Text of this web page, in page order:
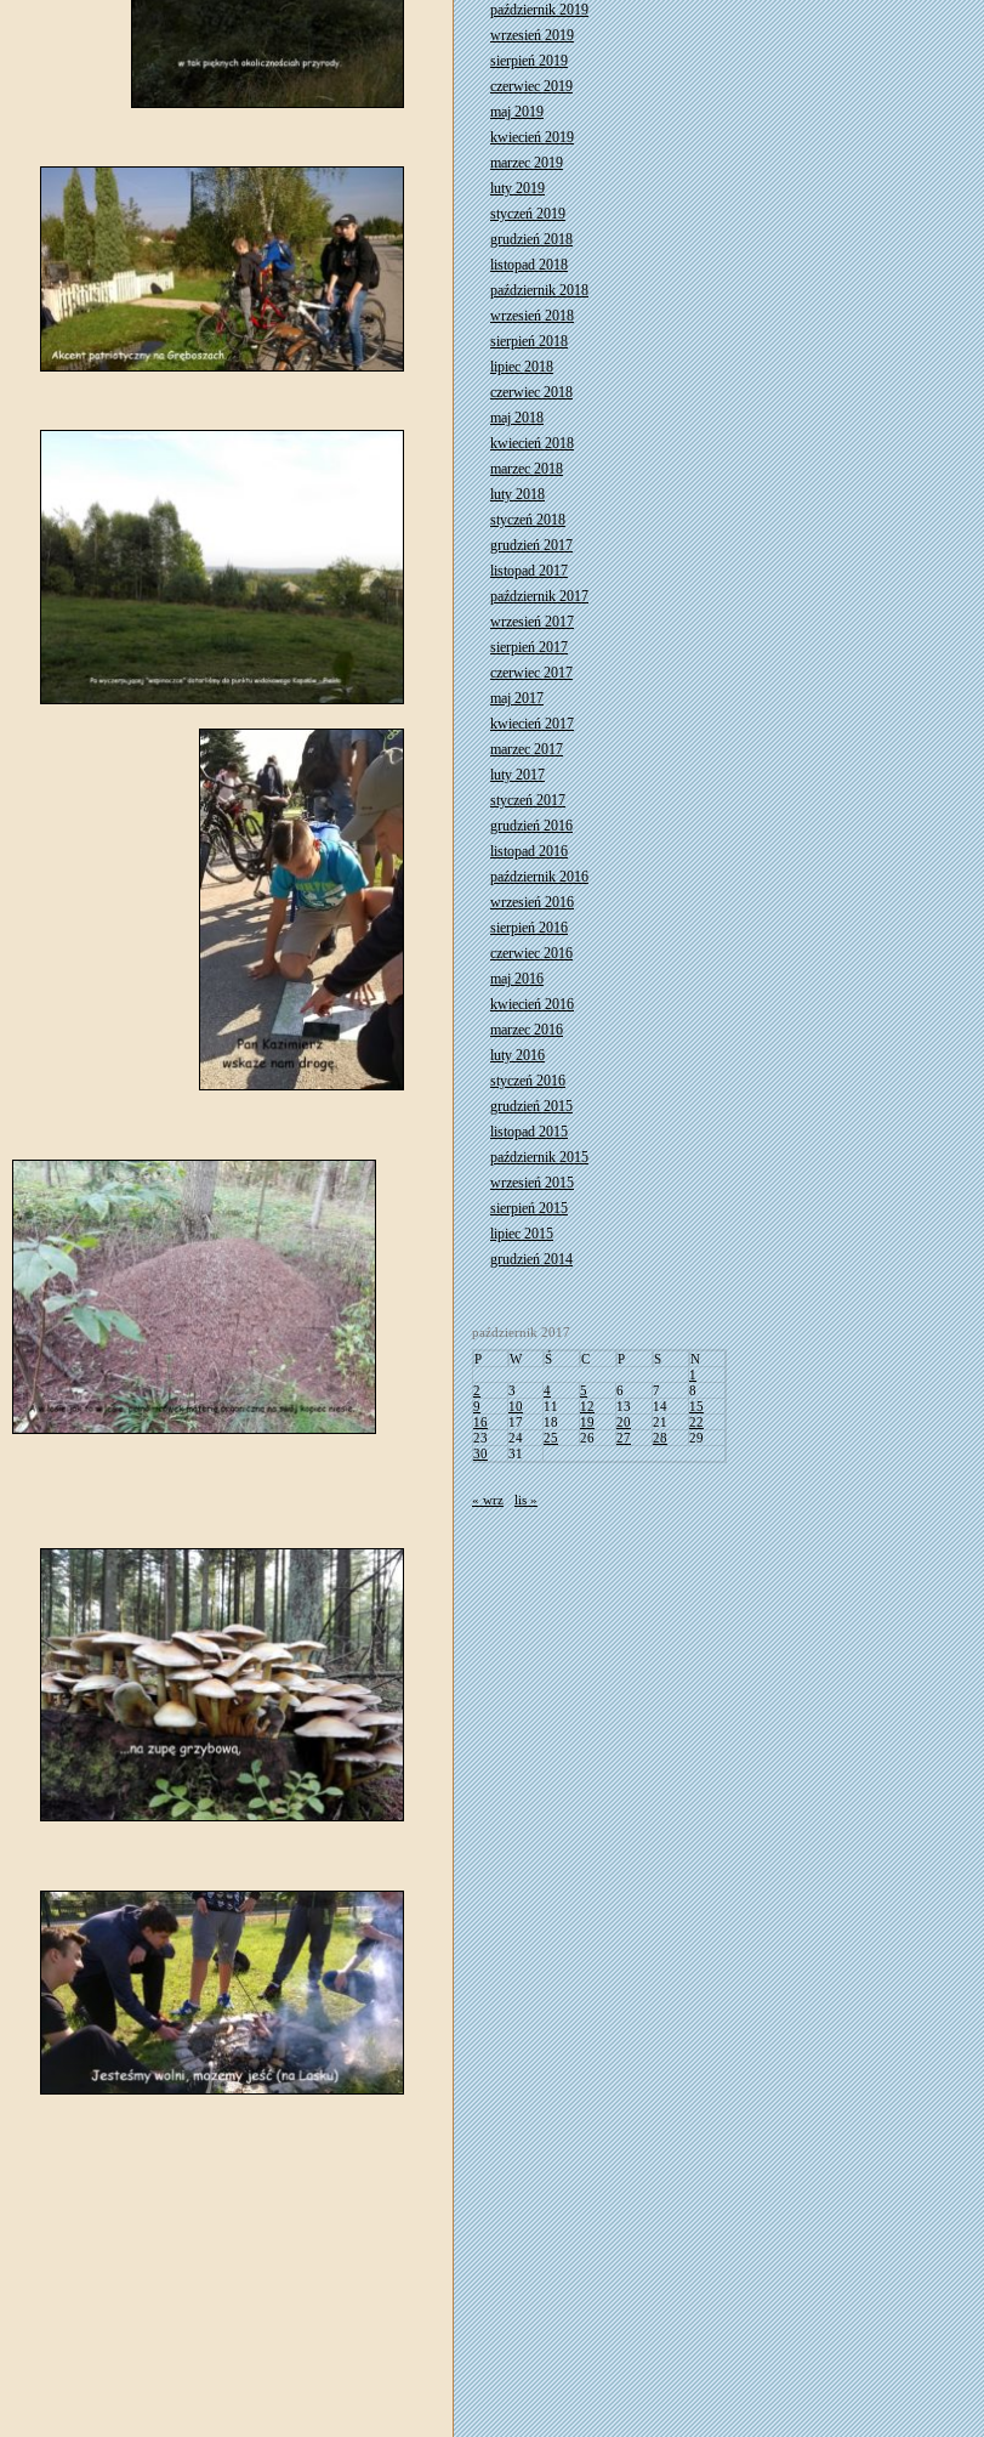
październik 2019
wrzesień 2019
sierpień 2019
czerwiec 2019
maj 2019
kwiecień 2019
marzec 2019
luty 2019
styczeń 2019
grudzień 2018
listopad 2018
październik 2018
wrzesień 2018
sierpień 2018
lipiec 2018
czerwiec 2018
maj 2018
kwiecień 2018
marzec 2018
luty 2018
styczeń 2018
grudzień 2017
listopad 2017
październik 2017
wrzesień 2017
sierpień 2017
czerwiec 2017
maj 2017
kwiecień 2017
marzec 2017
luty 2017
styczeń 2017
grudzień 2016
listopad 2016
październik 2016
wrzesień 2016
sierpień 2016
czerwiec 2016
maj 2016
kwiecień 2016
marzec 2016
luty 2016
styczeń 2016
grudzień 2015
listopad 2015
październik 2015
wrzesień 2015
sierpień 2015
lipiec 2015
grudzień 2014
październik 2017
P
W Ś C P S
N
1
2
3 4 5 6 7
8
9
10 11 12 13 14
15
16
17 18 19 20 21
22
23
24 25 26 27 28
29
30
31
« wrz lis »